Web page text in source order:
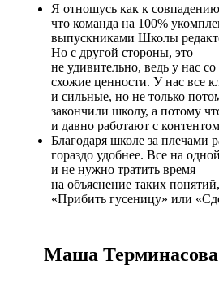
Я отношусь как к
что команда на 100%
выпускниками Школы
Но с другой стороны, это
не удивительно, ведь у нас
схожие ценности. У нас все
и сильные, но не только
закончили школу, а потому
и давно работают с
Благодаря школе за плечами
гораздо удобнее. Все на
и не нужно тратить время
на объяснение таких
«Прибить гусеницу» или
Маша Терминасова